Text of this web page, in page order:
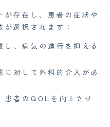
存在し、患者の症状や
選択されます：
し、病気の進行を抑える
に対して外科的介入が必
患者のQOLを向上させ